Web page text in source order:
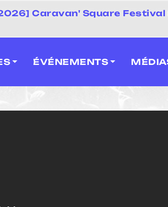
Caravan' Square Festival
ÉVÉNEMENTS